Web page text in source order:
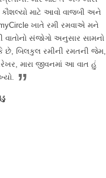
માટે આવો વાજબી અને
ખાતે રમી રમવાએ મને
સંજોગો અનુસાર સામનો
છે, બિલકુલ રમીની રમતની જેમ,
મારા જીવનમાં આ વાત હું
”